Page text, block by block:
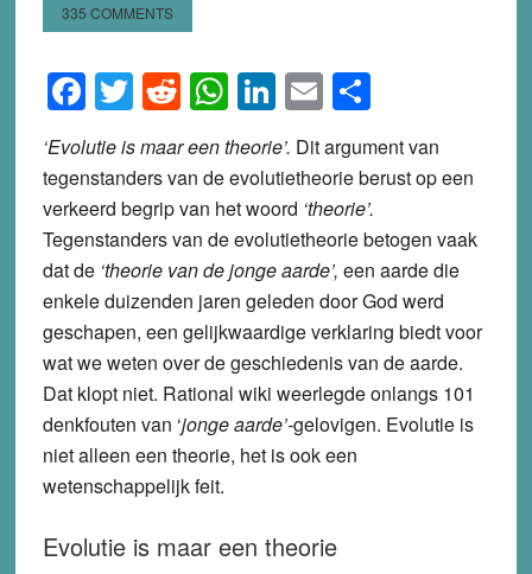
335 COMMENTS
Facebook
Twitter
Reddit
WhatsApp
LinkedIn
EmailShare
‘Evolutie is maar een theorie’. Dit argument van
tegenstanders van de evolutietheorie berust op een
verkeerd begrip van het woord ‘theorie’.
Tegenstanders van de evolutietheorie betogen vaak
dat de ‘theorie van de jonge aarde’, een aarde die
enkele duizenden jaren geleden door God werd
geschapen, een gelijkwaardige verklaring biedt voor
wat we weten over de geschiedenis van de aarde.
Dat klopt niet. Rational wiki weerlegde onlangs 101
denkfouten van ‘jonge aarde’-gelovigen. Evolutie is
niet alleen een theorie, het is ook een
wetenschappelijk feit.
Evolutie is maar een theorie